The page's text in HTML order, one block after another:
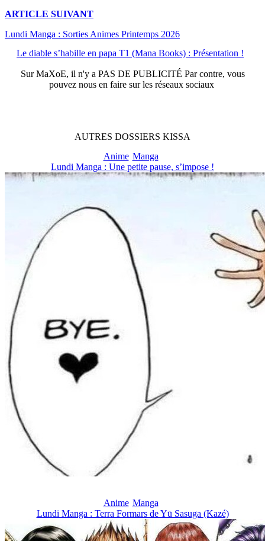
ARTICLE SUIVANT
Lundi Manga : Sorties Animes Printemps 2026
Le diable s’habille en papa T1 (Mana Books) : Présentation !
SurMaXoE, il n'y a PAS DE PUBLICITÉ Par contre, vous
pouvez nous en faire sur les réseaux sociaux
AUTRES DOSSIERS KISSA
Anime Manga
Lundi Manga : Une petite pause, s’impose !
Anime Manga
Lundi Manga : Terra Formars de Yū Sasuga (Kazé)